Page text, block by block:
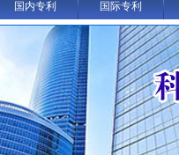
国内专利 国际专利